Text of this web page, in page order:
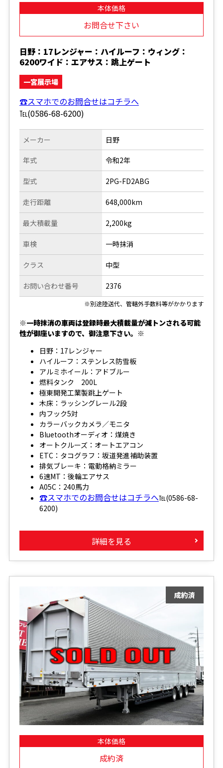
本体価格
お問合せ下さい
日野：17レンジャー：ハイルーフ：ウィング：
6200ワイド：エアサス：跳上ゲート
一宮展示場
☎スマホでのお問合せはコチラへ
℡(0586-68-6200)
メーカー
年式
型式
走行距離
日野
令和2年
2PG-FD2ABG
648,000km
最大積載量
車検
クラス
お問い合わせ番号
2,200kg
一時抹消
中型
2376
※別途陸送代、管轄外手数料等がかかります
※一時抹消の車両は登録時最大積載量が減トンされる可能
性が御座いますので、御注意下さい。※
日野：17レンジャー
ハイルーフ：ステンレス防雪板
アルミホイール：アドブルー
燃料タンク 200L
極東開発工業製跳上ゲート
木床：ラッシングレール2段
内フック5対
カラーバックカメラ／モニタ
Bluetoothオーディオ：煤焼き
オートクルーズ：オートエアコン
ETC：タコグラフ：坂道発進補助装置
排気ブレーキ：電動格納ミラー
6速MT：後輪エアサス
A05C：240馬力
☎スマホでのお問合せはコチラへ℡(0586-68-
6200)
詳細を見る
本体価格
成約済